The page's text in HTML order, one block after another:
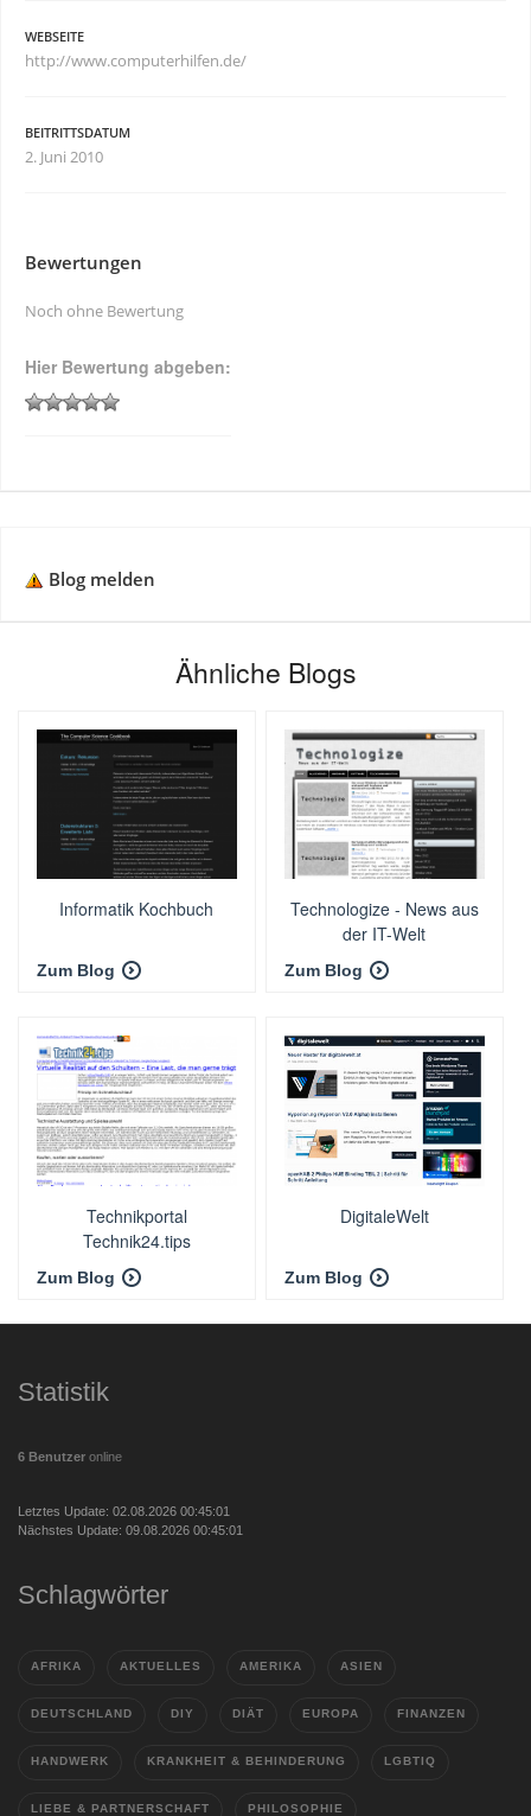
WEBSEITE
http://www.computerhilfen.de/
BEITRITTSDATUM
2. Juni 2010
Bewertungen
Noch ohne Bewertung
Hier Bewertung abgeben:
Blog melden
Ähnliche Blogs
Informatik Kochbuch
Zum Blog
Technologize - News aus
der IT-Welt
Zum Blog
Technikportal
Technik24.tips
Zum Blog
DigitaleWelt
Zum Blog
Statistik
6 Benutzer online
Letztes Update: 02.08.2026 00:45:01
Nächstes Update: 09.08.2026 00:45:01
Schlagwörter
AFRIKA AKTUELLES AMERIKA ASIEN
DEUTSCHLAND DIY DIÄT EUROPA FINANZEN
HANDWERK KRANKHEIT & BEHINDERUNG LGBTIQ
LIEBE & PARTNERSCHAFT PHILOSOPHIE